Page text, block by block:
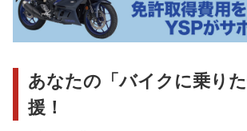
あなたの「バイクに乗り
援！